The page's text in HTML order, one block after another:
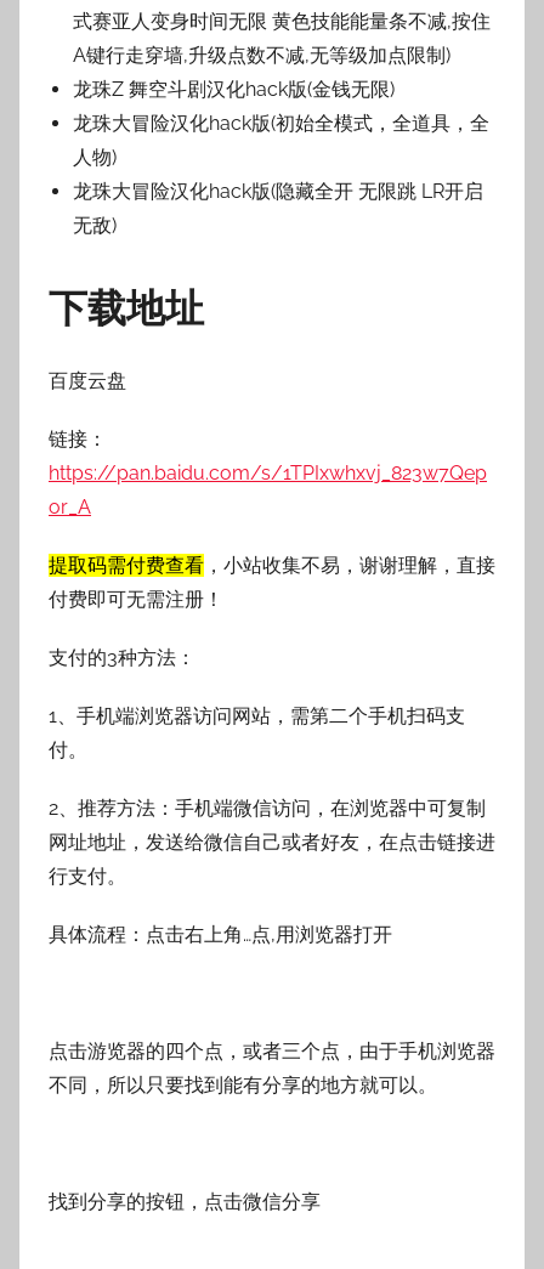
式赛亚人变身时间无限 黄色技能能量条不减,按住
A键行走穿墙,升级点数不减,无等级加点限制)
龙珠Z 舞空斗剧汉化hack版(金钱无限)
龙珠大冒险汉化hack版(初始全模式，全道具，全
人物)
龙珠大冒险汉化hack版(隐藏全开 无限跳 LR开启
无敌)
下载地址
百度云盘
链接：
https://pan.baidu.com/s/1TPIxwhxvj_823w7Qep
or_A
提取码需付费查看 ，小站收集不易，谢谢理解，直接
付费即可无需注册！
支付的3种方法：
1、手机端浏览器访问网站，需第二个手机扫码支
付。
2、推荐方法：手机端微信访问，在浏览器中可复制
网址地址，发送给微信自己或者好友，在点击链接进
行支付。
具体流程：点击右上角…点,用浏览器打开
点击游览器的四个点，或者三个点，由于手机浏览器
不同，所以只要找到能有分享的地方就可以。
找到分享的按钮，点击微信分享